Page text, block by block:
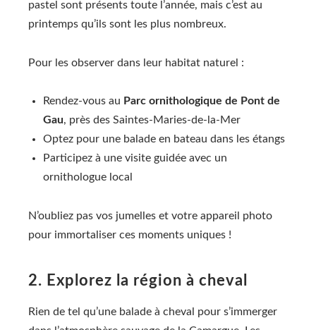
pastel sont présents toute l’année, mais c’est au
printemps qu’ils sont les plus nombreux.
Pour les observer dans leur habitat naturel :
Rendez-vous au Parc ornithologique de Pont de
Gau, près des Saintes-Maries-de-la-Mer
Optez pour une balade en bateau dans les étangs
Participez à une visite guidée avec un
ornithologue local
N’oubliez pas vos jumelles et votre appareil photo
pour immortaliser ces moments uniques !
2. Explorez la région à cheval
Rien de tel qu’une balade à cheval pour s’immerger